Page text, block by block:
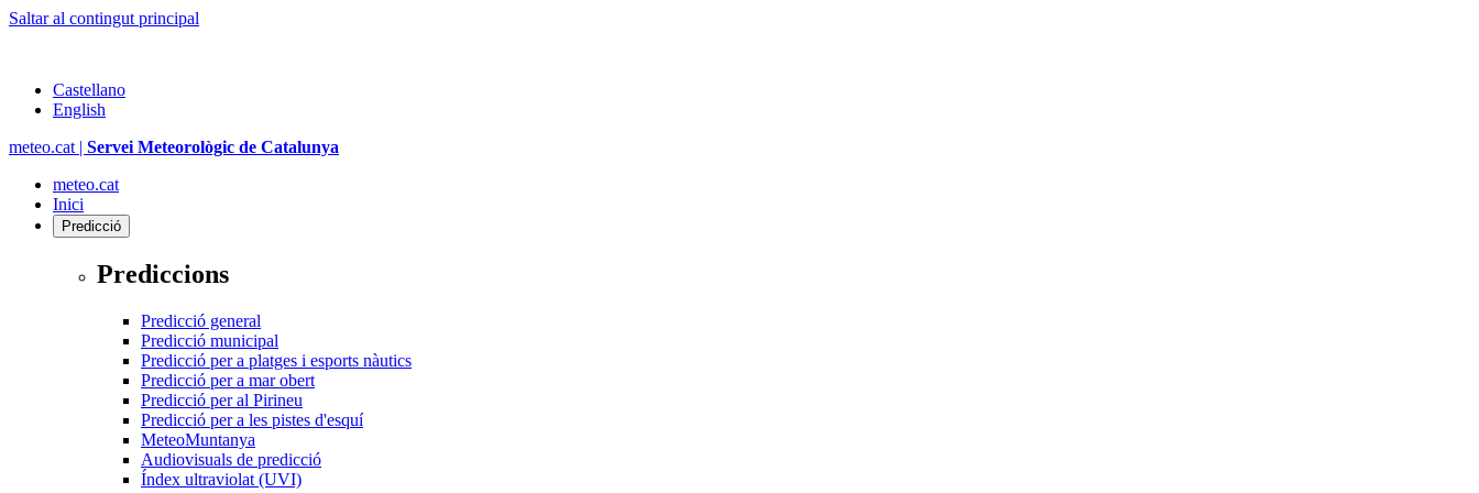
Saltar al contingut principal
Castellano
English
meteo.cat | Servei Meteorològic de Catalunya
meteo.cat
Inici
Predicció
Prediccions
Predicció general
Predicció municipal
Predicció per a platges i esports nàutics
Predicció per a mar obert
Predicció per al Pirineu
Predicció per a les pistes d'esquí
MeteoMuntanya
Audiovisuals de predicció
Índex ultraviolat (UVI)